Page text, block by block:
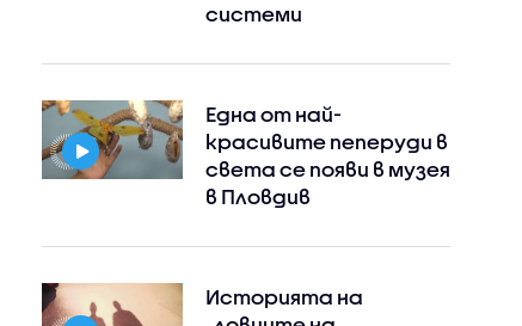
системи
Една от най-
красивите пеперуди в
света се появи в музея
в Пловдив
Историята на